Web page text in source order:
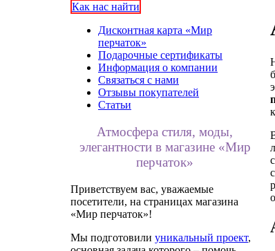
Как нас найти
Дисконтная карта «Мир
перчаток»
Подарочные сертификаты
Информация о компании
Связаться с нами
Отзывы покупателей
Статьи
Атмосфера стиля, моды,
элегантности в магазине «Мир
перчаток»
Приветствуем вас, уважаемые
посетители, на страницах магазина
«Мир перчаток»!
Мы подготовили уникальный проект,